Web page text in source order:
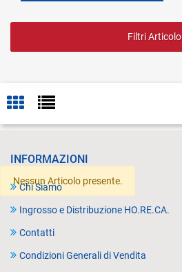
Filtri Articolo
Nessun Articolo presente.
INFORMAZIONI
Chi Siamo
Ingrosso e Distribuzione HO.RE.CA.
Contatti
Condizioni Generali di Vendita